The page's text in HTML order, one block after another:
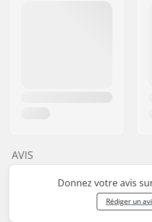
AVIS
Donnez votre avis
Rédiger un